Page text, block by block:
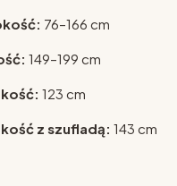
76–166 cm
149–199 cm
123 cm
z szufladą: 143 cm